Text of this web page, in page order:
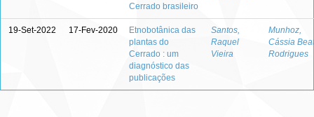
Cerrado brasileiro
19-Set-2022 17-Fev-2020
Etnobotânica das
plantas do
Cerrado : um
diagnóstico das
publicações
Santos,
Raquel
Vieira
Munhoz,
Cássia
Rodrigues